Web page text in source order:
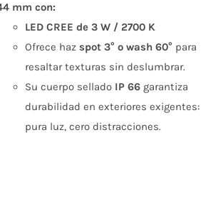
mm con:
LED CREE de 3 W / 2700 K
Ofrece haz spot 3° o wash 60° para
resaltar texturas sin deslumbrar.
Su cuerpo sellado IP 66 garantiza
durabilidad en exteriores exigentes:
pura luz, cero distracciones.